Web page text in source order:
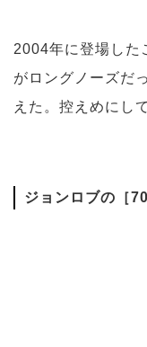
2004年に登場した
がロングノーズだ
えた。控えめにし
ジョンロブの［